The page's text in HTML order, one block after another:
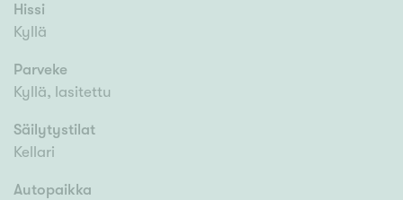
Hissi
Kyllä
Parveke
Kyllä, lasitettu
Säilytystilat
Kellari
Autopaikka